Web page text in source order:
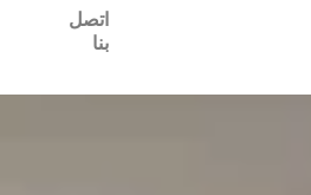
اتصل
بنا